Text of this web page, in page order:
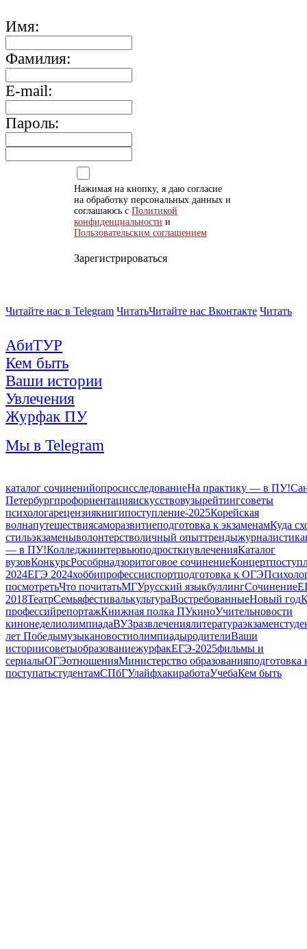
Имя:
Фамилия:
E-mail:
Пароль:
Нажимая на кнопку, я даю согласие
на обработку персональных данных и
соглашаюсь с Политикой
конфиденциальности и
Пользовательским соглашением
Зарегистрироваться
Читайте нас в Telegram ЧитатьЧитайте нас Вконтакте Читать
АбиТУР
Кем быть
Ваши истории
Увлечения
Журфак ПУ
Мы в Telegram
каталог сочиненийопросисследованиеНа практику — в ПУ!
Петербургпрофориентацияискусствовузырейтингсоветы
психологарецензиякнигипоступление-2025Корейская
волнапутешествиясаморазвитиеподготовка к экзаменамКуда
стильэкзаменыволонтерстволичный опыттрендыжурналистика
— в ПУ!КолледжиинтервьюподросткиувлеченияКаталог
вузовКонкурсРособрнадзоритоговое сочинениеКонцерт
2024ЕГЭ 2024хоббипрофессииспортподготовка к ОГЭ
посмотретьЧто почитатьМГУрусский языкбуллингСочинение
2018ТеатрСемьяфестивалькультураВостребованныеНовый год
профессийрепортажКнижная полка ПУкиноУчительновости
кинонеделиолимпиадаВУЗразвлечениялитератураэкзамен
лет ПобедымузыкановостиолимпиадыродителиВаши
историисоветыобразованиежурфакЕГЭ-2025фильмы и
сериалыОГЭотношенияМинистерство образования
поступатьстудентамСПбГУлайфхакиработаУчебаКем быть